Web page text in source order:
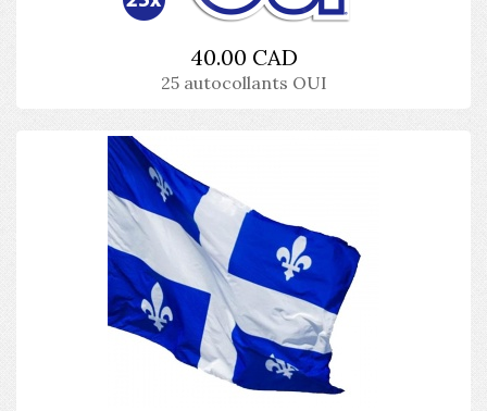
40.00 CAD
25 autocollants OUI